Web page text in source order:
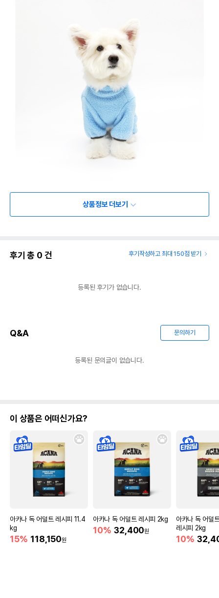
상품정보 더보기
후기 총 0 건 후기작성하고 최대 150점 받기
등록된 후기가 없습니다.
Q&A 문의하기
등록된 문의글이 없습니다.
이 상품은 어떠신가요?
아카나 독 어덜트 레시피 11.4
kg
15% 118,150원
아카나 독 어덜트 레시피 2kg
10% 32,400원
아카나 독 어덜
레시피 2kg
10%